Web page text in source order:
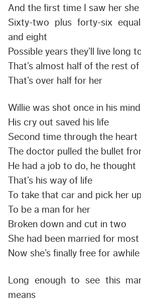
And the first time I saw her she
Sixty-two plus forty-six
and eight
Possible years they’ll live long
That’s almost half of the rest of
That’s over half for her
Willie was shot once in his mind
His cry out saved his life
Second time through the heart
The doctor pulled the bullet
He had a job to do, he thought
That’s his way of life
To take that car and pick her up
To be a man for her
Broken down and cut in two
She had been married for most
Now she’s finally free for awhile
Long enough to see this
means